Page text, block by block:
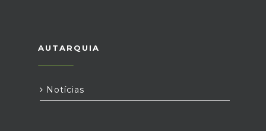
AUTARQUIA
Notícias